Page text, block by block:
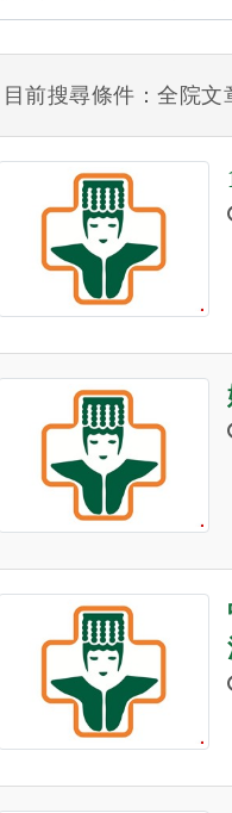
目前搜尋條件：全院文